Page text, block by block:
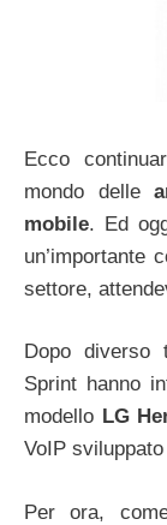
Ecco
mondo delle
mobile. Ed
un’importante
settore,
Dopo diverso
Sprint hanno
modello LG
VoIP
Per ora,